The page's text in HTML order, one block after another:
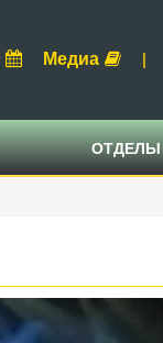
Медиа |